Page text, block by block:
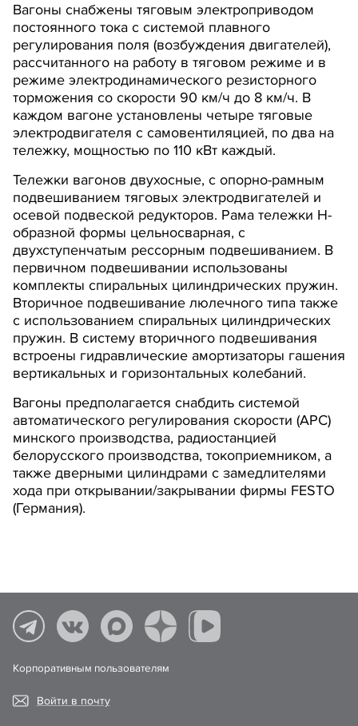
Вагоны снабжены тяговым электроприводом
постоянного тока с системой плавного
регулирования поля (возбуждения двигателей),
рассчитанного на работу в тяговом режиме и в
режиме электродинамического резисторного
торможения со скорости 90 км/ч до 8 км/ч. В
каждом вагоне установлены четыре тяговые
электродвигателя с самовентиляцией, по два на
тележку, мощностью по 110 кВт каждый.
Тележки вагонов двухосные, с опорно-рамным
подвешиванием тяговых электродвигателей и
осевой подвеской редукторов. Рама тележки Н-
образной формы цельносварная, с
двухступенчатым рессорным подвешиванием. В
первичном подвешивании использованы
комплекты спиральных цилиндрических пружин.
Вторичное подвешивание люлечного типа также
с использованием спиральных цилиндрических
пружин. В систему вторичного подвешивания
встроены гидравлические амортизаторы гашения
вертикальных и горизонтальных колебаний.
Вагоны предполагается снабдить системой
автоматического регулирования скорости (АРС)
минского производства, радиостанцией
белорусского производства, токоприемником, а
также дверными цилиндрами с замедлителями
хода при открывании/закрывании фирмы FESTO
(Германия).
Корпоративным пользователям
Войти в почту